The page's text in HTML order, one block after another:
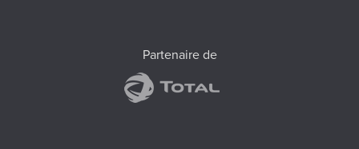
Partenaire de